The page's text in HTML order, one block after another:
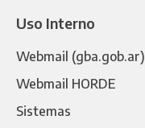
Uso Interno
Webmail (gba.gob.ar)
Webmail HORDE
Sistemas